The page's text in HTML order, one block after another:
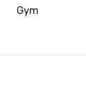
Gym